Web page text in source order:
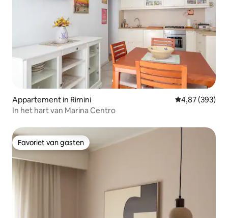
Appartement in Rimini Gemiddelde
4,87 (393)
In het hart van Marina Centro
Favoriet van gasten
Favoriet van gasten